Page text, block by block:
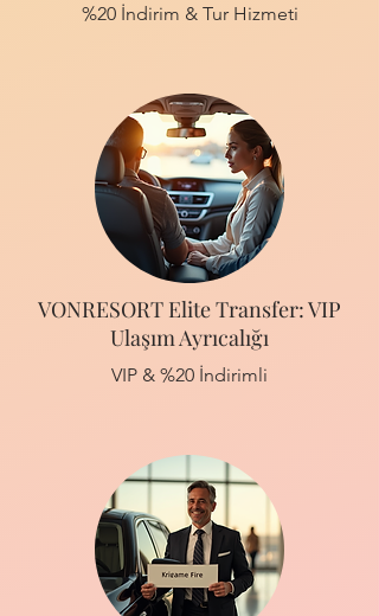
%20 İndirim & Tur Hizmeti
VONRESORT Elite Transfer: VIP
Ulaşım Ayrıcalığı
VIP & %20 İndirimli